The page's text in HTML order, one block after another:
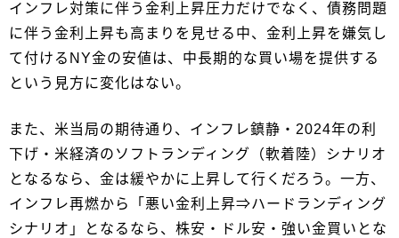
インフレ対策に伴う金利上昇圧力だけでなく、債務問題
に伴う金利上昇も高まりを見せる中、金利上昇を嫌気し
て付けるNY金の安値は、中長期的な買い場を提供する
という見方に変化はない。
また、米当局の期待通り、インフレ鎮静・2024年の利
下げ・米経済のソフトランディング（軟着陸）シナリオ
となるなら、金は緩やかに上昇して行くだろう。一方、
インフレ再燃から「悪い金利上昇⇒ハードランディング
シナリオ」となるなら、株安・ドル安・強い金買いとな